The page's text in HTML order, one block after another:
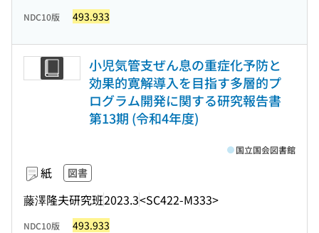
NDC10版 493.933
小児気管支ぜん息の重症化予防と
効果的寛解導入を目指す多層的プ
ログラム開発に関する研究報告書
第13期 (令和4年度)
紙 図書
藤澤隆夫研究班2023.3<SC422-M333>
国立国会図書館
NDC10版 493.933